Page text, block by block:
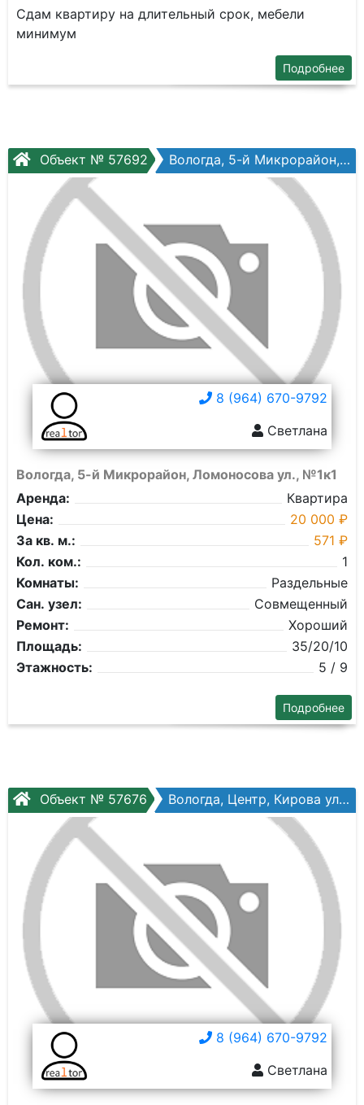
Сдам квартиру на длительный срок, мебели
минимум
Подробнее
Объект № 57692 Вологда, 5-й Микрорайон, Ломоносова ул., №1к1
8 (964) 670-9792
Светлана
Вологда, 5-й Микрорайон, Ломоносова ул., №1к1
Аренда:
Квартира
Цена:
20 000 ₽
За кв. м.:
571 ₽
Кол. ком.:
1
Комнаты:
Раздельные
Сан. узел:
Совмещенный
Ремонт:
Хороший
Площадь:
35/20/10
Этажность:
5 / 9
Подробнее
Объект № 57676 Вологда, Центр, Кирова ул, №38
8 (964) 670-9792
Светлана